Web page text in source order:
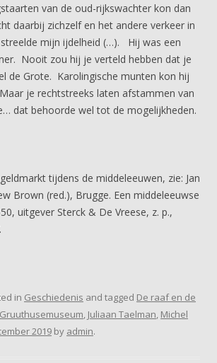
van de oud-rijkswachter kon dan
daarbij zichzelf en het andere verkeer in
mijn ijdelheid (…). Hij was een
Nooit zou hij je verteld hebben dat je
de Grote. Karolingische munten kon hij
je rechtstreeks laten afstammen van
dat behoorde wel tot de mogelijkheden.
tijdens de middeleeuwen, zie: Jan
Brown (red.), Brugge. Een middeleeuwse
uitgever Sterck & De Vreese, z. p.,
in Geschiedenis and tagged De raaf en de
Gruuthusemuseum, Juliaan Taelman, Michel
2019 by admin.